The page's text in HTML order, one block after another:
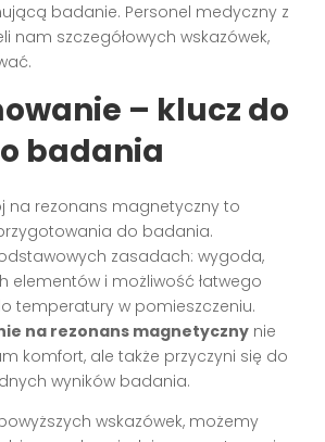
badanie. Personel medyczny z
nam szczegółowych wskazówek,
– klucz do
badania
na rezonans magnetyczny to
do badania.
zasadach: wygoda,
elementów i możliwość łatwego
temperatury w pomieszczeniu.
na rezonans magnetyczny nie
komfort, ale także przyczyni się do
wyników badania.
wskazówek, możemy